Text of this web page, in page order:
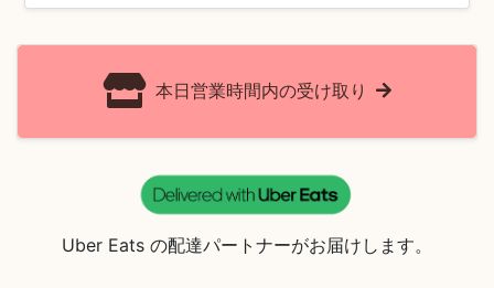
本日営業時間内の受け取り
Uber Eats の配達パートナーがお届けします。